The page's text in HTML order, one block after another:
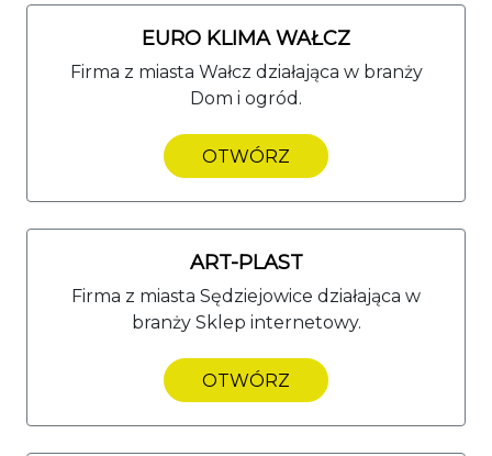
EURO KLIMA WAŁCZ
Firma z miasta Wałcz działająca w branży
Dom i ogród.
OTWÓRZ
ART-PLAST
Firma z miasta Sędziejowice działająca w
branży Sklep internetowy.
OTWÓRZ